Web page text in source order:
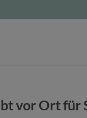
vor Ort für